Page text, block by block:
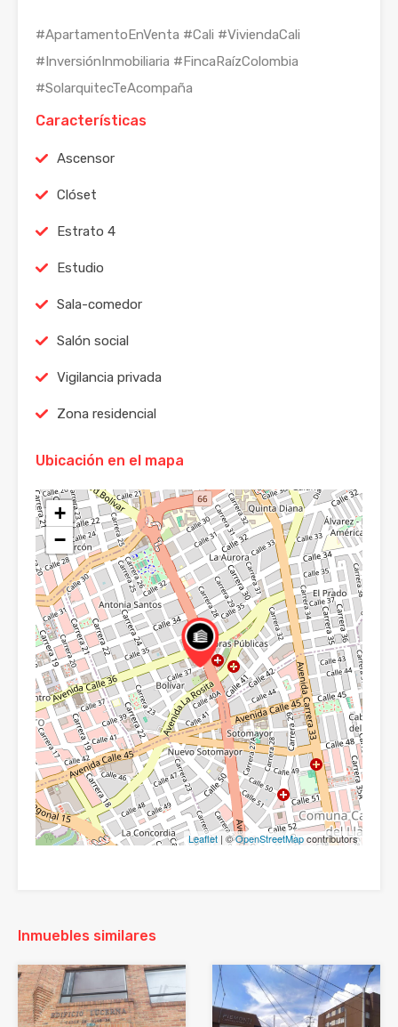
#ApartamentoEnVenta #Cali #ViviendaCali
#InversiónInmobiliaria #FincaRaízColombia
#SolarquitecTeAcompaña
Características
Ascensor
Clóset
Estrato 4
Estudio
Sala-comedor
Salón social
Vigilancia privada
Zona residencial
Ubicación en el mapa
+
−
Leaflet | ©OpenStreetMapcontributors
Inmuebles similares